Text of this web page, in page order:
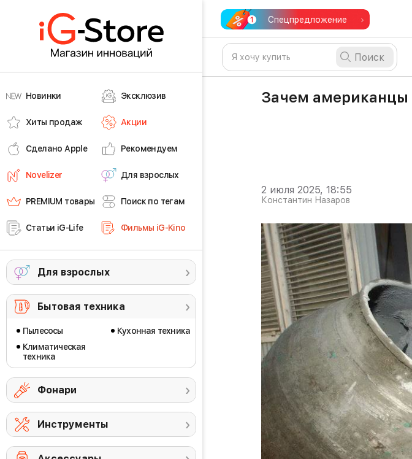
Новинки Эксклюзив
Хиты продаж Акции
Сделано Apple Рекомендуем
Novelizer Для взрослых
PREMIUM товары Поиск по тегам
Статьи iG-Life Фильмы iG-Kino
Для взрослых
Бытовая техника
Пылесосы
Климатическая
техника
Кухонная техника
Фонари
Инструменты
Спецпредложение
Поиск
Зачем американцы
2 июля 2025, 18:55
Константин Назаров